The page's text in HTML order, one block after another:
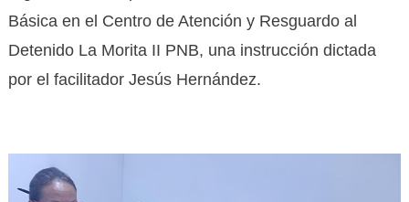
Básica en el Centro de Atención y Resguardo al
Detenido La Morita II PNB, una instrucción dictada
por el facilitador Jesús Hernández.